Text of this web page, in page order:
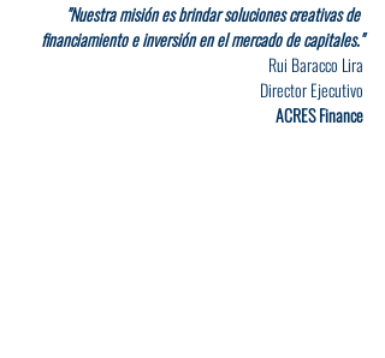
"Nuestra misión es brindar soluciones creativas de
financiamiento e inversión en el mercado de capitales."
Rui Baracco Lira
Director Ejecutivo
ACRES Finance